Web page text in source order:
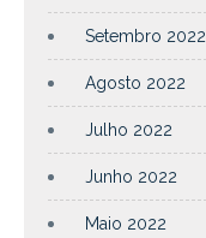
Setembro 2022
Agosto 2022
Julho 2022
Junho 2022
Maio 2022